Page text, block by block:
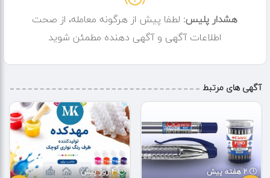
هشدار پلیس: لطفا پیش از هرگونه معامله، از صحت
اطلاعات آگهی و آگهی دهنده مطمئن شوید
آگهی های مرتبط
4 روز پیش 2 هفته پیش